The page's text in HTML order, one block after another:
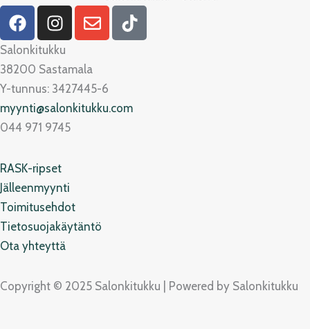
F
a
c
e
b
o
o
k
I
n
s
t
a
g
r
a
E
n
e
l
o
p
T
i
Salonkitukku
38200 Sastamala
Y-tunnus: 3427445-6
myynti@salonkitukku.com
044 971 9745
RASK-ripset
Jälleenmyynti
Toimitusehdot
Tietosuojakäytäntö
Ota yhteyttä
Copyright © 2025 Salonkitukku | Powered by Salonkitukku